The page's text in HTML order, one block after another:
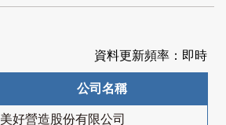
資料更新頻率：即時
公司名稱
美好營造股份有限公司